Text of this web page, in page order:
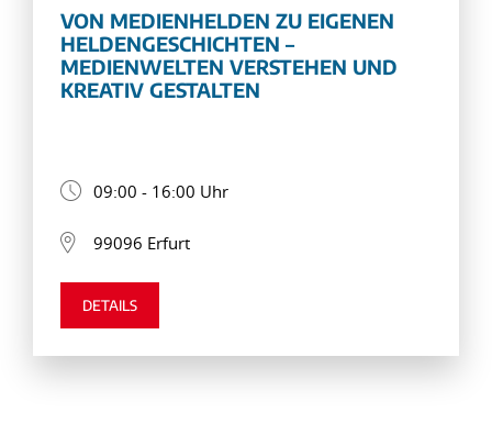
VON MEDIENHELDEN ZU EIGENEN
HELDENGESCHICHTEN –
MEDIENWELTEN VERSTEHEN UND
KREATIV GESTALTEN
09:00 - 16:00 Uhr
99096 Erfurt
DETAILS